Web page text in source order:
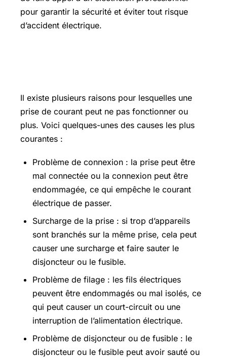
pour garantir la sécurité et éviter tout risque
d’accident électrique.
Il existe plusieurs raisons pour lesquelles une
prise de courant peut ne pas fonctionner ou
plus. Voici quelques-unes des causes les plus
courantes :
Problème de connexion : la prise peut être
mal connectée ou la connexion peut être
endommagée, ce qui empêche le courant
électrique de passer.
Surcharge de la prise : si trop d’appareils
sont branchés sur la même prise, cela peut
causer une surcharge et faire sauter le
disjoncteur ou le fusible.
Problème de filage : les fils électriques
peuvent être endommagés ou mal isolés, ce
qui peut causer un court-circuit ou une
interruption de l’alimentation électrique.
Problème de disjoncteur ou de fusible : le
disjoncteur ou le fusible peut avoir sauté ou